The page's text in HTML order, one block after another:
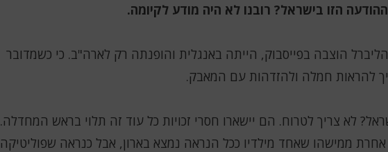
הזו בישראל? רובנו לא היה מודע לקיומה.
הוצבה בפייסבוק, הייתה באנגלית והופנתה רק לארה"ב. כי כשמדובר
להראות חמלה ולהזדהות עם המאבק.
לא צריך לטרוח. הם יישארו חסרי זכויות כל עוד זה תלוי בראש המחדלה.
ממישהו שאחד מילדיו ככל הנראה נמצא בארון, אבל כנראה שפוליטיקה